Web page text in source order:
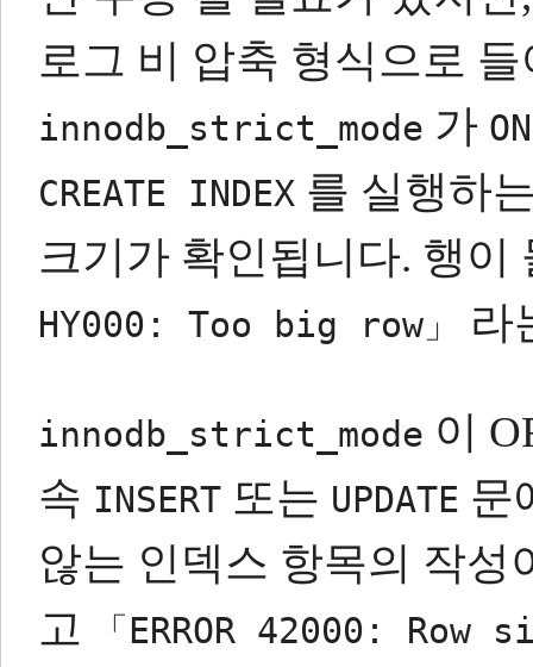
로그 비 압축 형식으로
innodb_strict_mode 가 ON
CREATE INDEX 를 실행하
크기가 확인됩니다. 행이
HY000: Too big row」 라
innodb_strict_mode 이
속 INSERT 또는 UPDATE 문
않는 인덱스 항목의 작성
고
「ERROR 42000: